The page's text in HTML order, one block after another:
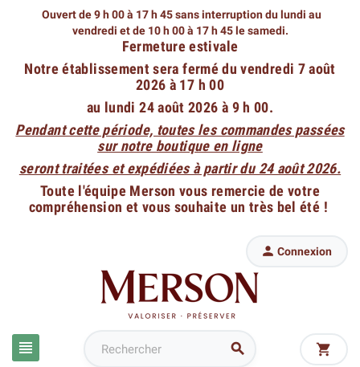
Ouvert de 9 h 00 à 17 h 45 sans interruption du lundi au
vendredi et de 10 h 00 à 17 h 45 le samedi.
Fermeture estivale
Notre établissement sera fermé du vendredi 7 août
2026 à 17 h 00
au lundi 24 août 2026 à 9 h 00.
Pendant cette période, toutes les commandes passées
sur notre boutique en ligne
seront traitées et expédiées à partir du 24 août 2026.
Toute l'équipe Merson vous remercie de votre
compréhension et vous souhaite un très bel été !
 
 Connexion
